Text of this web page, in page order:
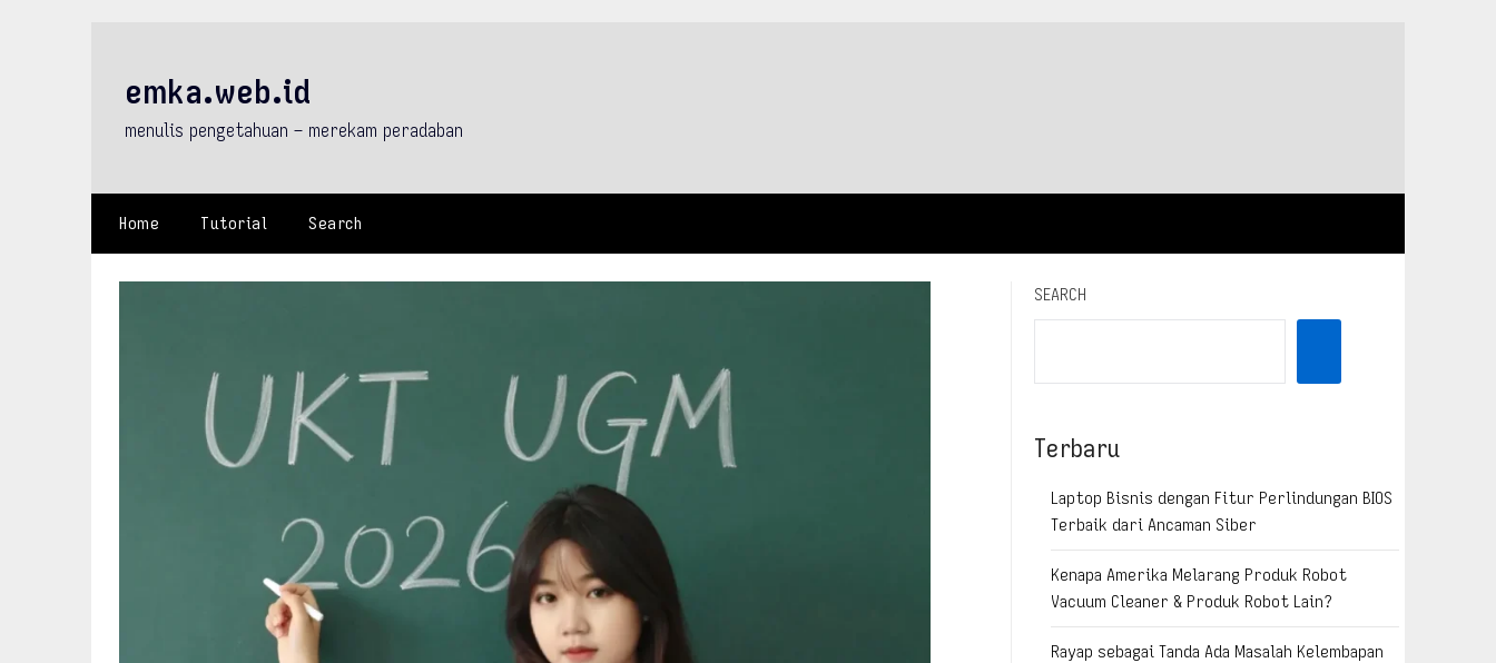
emka.web.id
menulis pengetahuan – merekam peradaban
Home Tutorial Search
SEARCH
Terbaru
Laptop Bisnis dengan Fitur Perlindungan BIOS
Terbaik dari Ancaman Siber
Kenapa Amerika Melarang Produk Robot
Vacuum Cleaner & Produk Robot Lain?
Rayap sebagai Tanda Ada Masalah Kelembapan